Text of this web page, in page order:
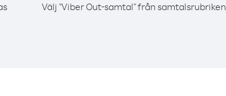
Välj "Viber Out-samtal" från samtalsrubriken